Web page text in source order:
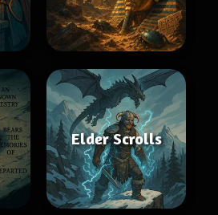
Elder Scrolls